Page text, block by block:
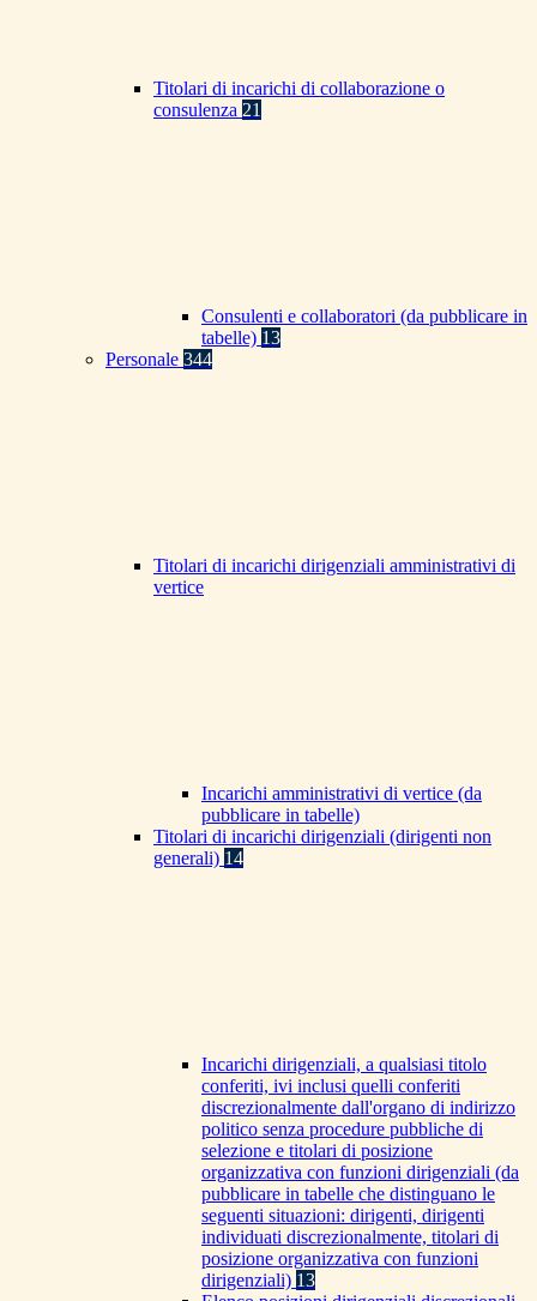
Titolari di incarichi di collaborazione o
consulenza 21
Consulenti e collaboratori (da pubblicare in
tabelle) 13
Personale 344
Titolari di incarichi dirigenziali amministrativi di
vertice
Incarichi amministrativi di vertice (da
pubblicare in tabelle)
Titolari di incarichi dirigenziali (dirigenti non
generali) 14
Incarichi dirigenziali, a qualsiasi titolo
conferiti, ivi inclusi quelli conferiti
discrezionalmente dall'organo di indirizzo
politico senza procedure pubbliche di
selezione e titolari di posizione
organizzativa con funzioni dirigenziali (da
pubblicare in tabelle che distinguano le
seguenti situazioni: dirigenti, dirigenti
individuati discrezionalmente, titolari di
posizione organizzativa con funzioni
dirigenziali) 13